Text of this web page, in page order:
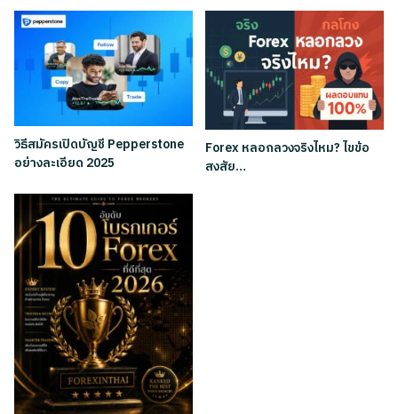
วิธีสมัครเปิดบัญชี Pepperstone
อย่างละเอียด 2025
Forex หลอกลวงจริงไหม? ไขข้อ
สงสัย…